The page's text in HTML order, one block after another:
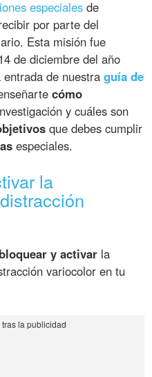
especiales de
por parte del
Esta misión fue
de diciembre del año
entrada de nuestraguía de
cómo
y cuáles son
que debes cumplir
especiales.
la
y activar la
variocolor en tu